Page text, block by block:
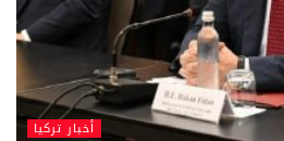
أخبار تركيا